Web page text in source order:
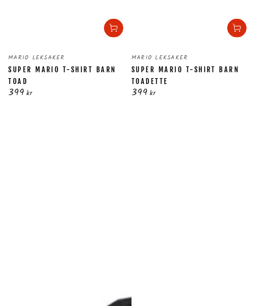
Säljare:
MARIO LEKSAKER
SUPER MARIO T-SHIRT BARN
TOAD
Ordinarie
399 kr
Säljare:
MARIO LEKSAKER
SUPER MARIO T-SHIRT BARN
TOADETTE
Ordinarie
399 kr